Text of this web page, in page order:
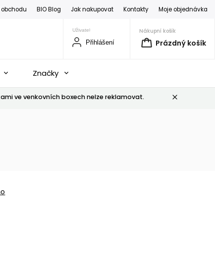
BIO Blog Jak nakupovat Kontakty Moje objednávka
Nákupní košík
Prázdný košík
Přihlášení
Značky
ve venkovních boxech nelze reklamovat.